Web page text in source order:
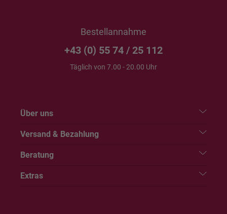
Bestellannahme
+43 (0) 55 74 / 25 112
Täglich von 7.00 - 20.00 Uhr
Über uns
Versand & Bezahlung
Beratung
Extras